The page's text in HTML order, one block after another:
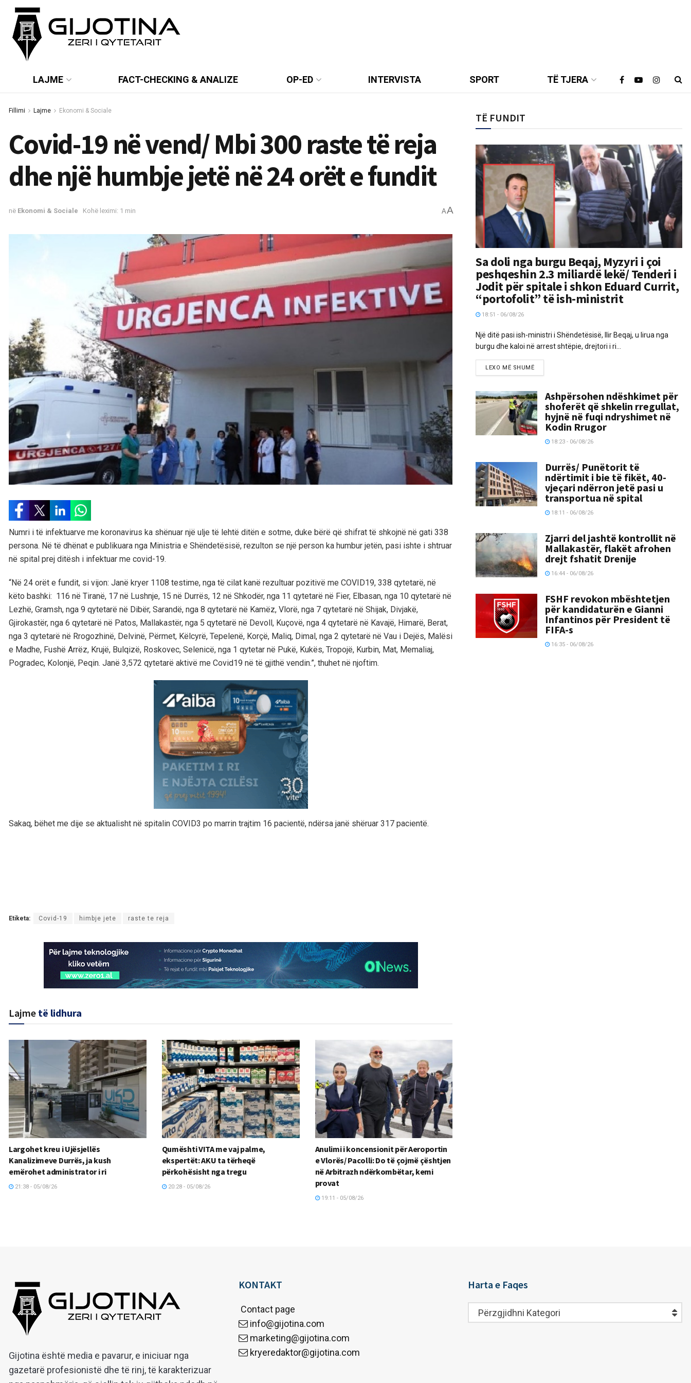
LAJME FACT-CHECKING & ANALIZE OP-ED INTERVISTA SPORT TË TJERA
Fillimi Lajme Ekonomi & Sociale
Covid-19 në vend/ Mbi 300 raste të reja
dhe një humbje jetë në 24 orët e fundit
në Ekonomi & Sociale Kohë leximi: 1 min AA
Numri i të infektuarve me koronavirus ka shënuar një ulje të lehtë ditën e sotme, duke bërë që shifrat të shkojnë në gati 338
persona. Në të dhënat e publikuara nga Ministria e Shëndetësisë, rezulton se një person ka humbur jetën, pasi ishte i shtruar
në spital prej ditësh i infektuar me covid-19.
“Në 24 orët e fundit, si vijon: Janë kryer 1108 testime, nga të cilat kanë rezultuar pozitivë me COVID19, 338 qytetarë, në
këto bashki: 116 në Tiranë, 17 në Lushnje, 15 në Durrës, 12 në Shkodër, nga 11 qytetarë në Fier, Elbasan, nga 10 qytetarë në
Lezhë, Gramsh, nga 9 qytetarë në Dibër, Sarandë, nga 8 qytetarë në Kamëz, Vlorë, nga 7 qytetarë në Shijak, Divjakë,
Gjirokastër, nga 6 qytetarë në Patos, Mallakastër, nga 5 qytetarë në Devoll, Kuçovë, nga 4 qytetarë në Kavajë, Himarë, Berat,
nga 3 qytetarë në Rrogozhinë, Delvinë, Përmet, Këlcyrë, Tepelenë, Korçë, Maliq, Dimal, nga 2 qytetarë në Vau i Dejës, Malësi
e Madhe, Fushë Arrëz, Krujë, Bulqizë, Roskovec, Selenicë, nga 1 qytetar në Pukë, Kukës, Tropojë, Kurbin, Mat, Memaliaj,
Pogradec, Kolonjë, Peqin. Janë 3,572 qytetarë aktivë me Covid19 në të gjithë vendin.”, thuhet në njoftim.
Sakaq, bëhet me dije se aktualisht në spitalin COVID3 po marrin trajtim 16 pacientë, ndërsa janë shëruar 317 pacientë.
Etiketa: Covid-19 himbje jete raste te reja
Lajme të lidhura
Largohet kreu i Ujësjellës
Kanalizimeve Durrës, ja kush
emërohet administrator i ri
21:38 - 05/08/26
Qumështi VITA me vaj palme,
ekspertët: AKU ta tërheqë
përkohësisht nga tregu
20:28 - 05/08/26
Anulimi i koncensionit për Aeroportin
e Vlorës/ Pacolli: Do të çojmë çështjen
në Arbitrazh ndërkombëtar, kemi
provat
19:11 - 05/08/26
TË FUNDIT
Sa doli nga burgu Beqaj, Myzyri i çoi
peshqeshin 2.3 miliardë lekë/ Tenderi i
Jodit për spitale i shkon Eduard Currit,
“portofolit” të ish-ministrit
18:51 - 06/08/26
Një ditë pasi ish-ministri i Shëndetësisë, Ilir Beqaj, u lirua nga
burgu dhe kaloi në arrest shtëpie, drejtori i ri...
LEXO MË SHUMË
Ashpërsohen ndëshkimet për
shoferët që shkelin rregullat,
hyjnë në fuqi ndryshimet në
Kodin Rrugor
18:23 - 06/08/26
Durrës/ Punëtorit të
ndërtimit i bie të fikët, 40-
vjeçari ndërron jetë pasi u
transportua në spital
18:11 - 06/08/26
Zjarri del jashtë kontrollit në
Mallakastër, flakët afrohen
drejt fshatit Drenije
16:44 - 06/08/26
FSHF revokon mbështetjen
për kandidaturën e Gianni
Infantinos për President të
FIFA-s
16:35 - 06/08/26
Gijotina është media e pavarur, e iniciuar nga
gazetarë profesionistë dhe të rinj, të karakterizuar
KONTAKT
Contact page
info@gijotina.com
marketing@gijotina.com
kryeredaktor@gijotina.com
Harta e Faqes
Harta
e
Përzgjidhni Kategori